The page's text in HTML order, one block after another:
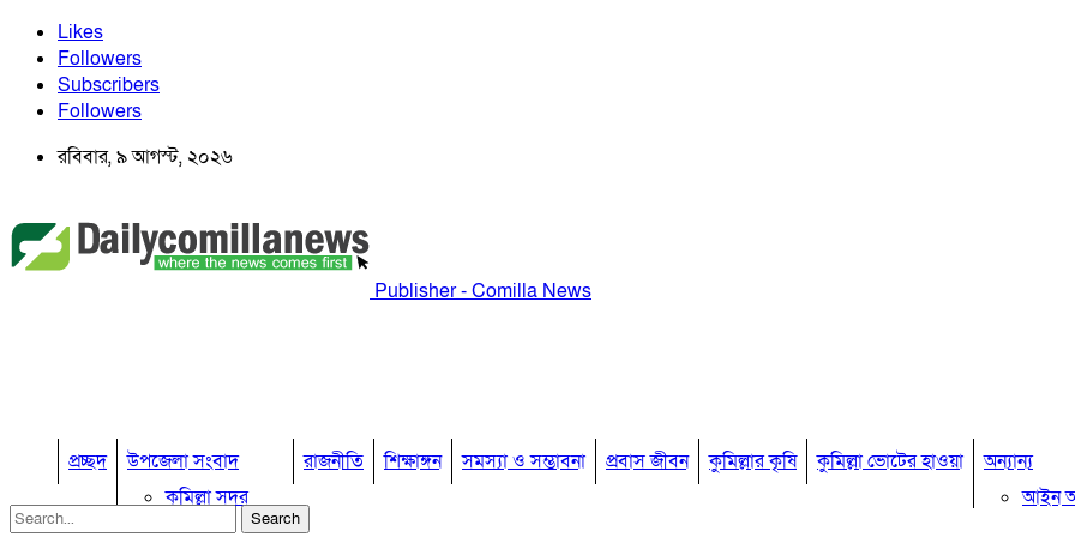
Likes
Followers
Subscribers
Followers
রবিবার, ৯ আগস্ট, ২০২৬
Publisher - Comilla News
প্রচ্ছদ
উপজেলা সংবাদ
কুমিল্লা সদর
কুমিল্লা সদর দক্ষিণ
রাজনীতি শিক্ষাঙ্গন সমস্যা ও সম্ভাবনা প্রবাস জীবন কুমিল্লার কৃষি কুমিল্লা ভোটের হাওয়া
অন্যান্য
আইন